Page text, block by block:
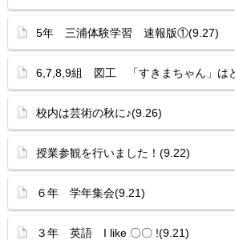
5年 三浦体験学習 速報版①(9.27)
6,7,8,9組 図工 「すきまちゃん」は
校内は芸術の秋に♪(9.26)
授業参観を行いました！(9.22)
６年 学年集会(9.21)
３年 英語 I like 〇〇 !(9.21)